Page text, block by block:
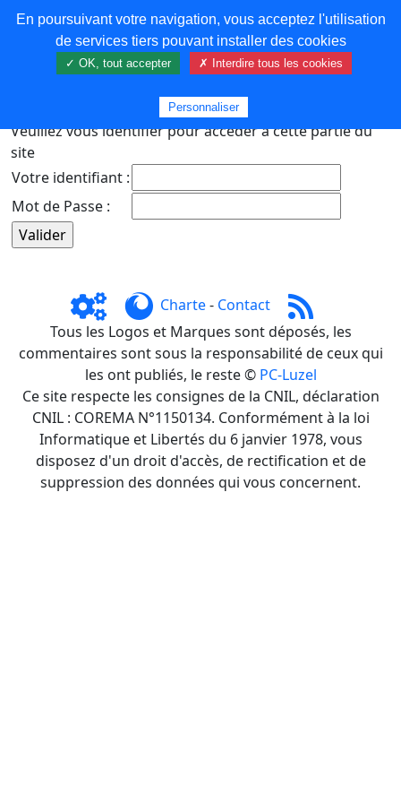
COREMA
Veuillez vous identifier pour accéder à cette partie du
site
Votre identifiant :
Mot de Passe :
Charte- Contact
Tous les Logos et Marques sont déposés, les
commentaires sont sous la responsabilité de ceux qui
les ont publiés, le reste © PC-Luzel
Ce site respecte les consignes de la CNIL, déclaration
CNIL : COREMA N°1150134. Conformément à la loi
Informatique et Libertés du 6 janvier 1978, vous
disposez d'un droit d'accès, de rectification et de
suppression des données qui vous concernent.
En poursuivant votre navigation, vous acceptez l'utilisation
de services tiers pouvant installer des cookies
✓ OK, tout accepter ✗ Interdire tous les cookies
Personnaliser